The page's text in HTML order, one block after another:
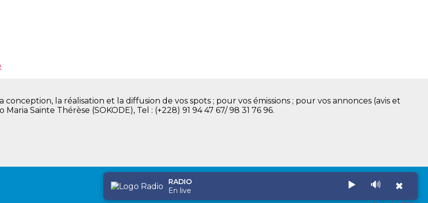
la réalisation et la diffusion de vos spots ; pour vos émissions ; pour vos annonces (avis et
Sainte Thérèse (SOKODE), Tel : (+228) 91 94 47 67/ 98 31 76 96.
RADIO
En live
▶️ 🔊 ✖